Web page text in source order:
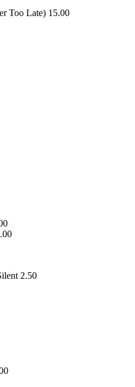
Too Late) 15.00
2.50